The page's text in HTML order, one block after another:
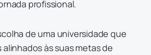
profissional.
de uma universidade que
às suas metas de